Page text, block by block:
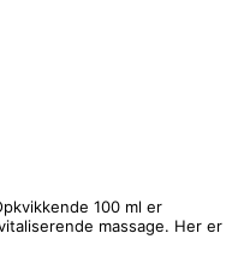
100 ml er
massage. Her er